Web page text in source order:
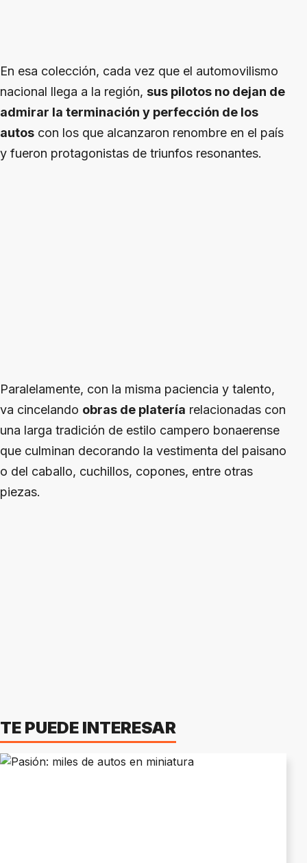
En esa colección, cada vez que el automovilismo
nacional llega a la región, sus pilotos no dejan de
admirar la terminación y perfección de los
autos con los que alcanzaron renombre en el país
y fueron protagonistas de triunfos resonantes.
Paralelamente, con la misma paciencia y talento,
va cincelando obras de platería relacionadas con
una larga tradición de estilo campero bonaerense
que culminan decorando la vestimenta del paisano
o del caballo, cuchillos, copones, entre otras
piezas.
TE PUEDE INTERESAR